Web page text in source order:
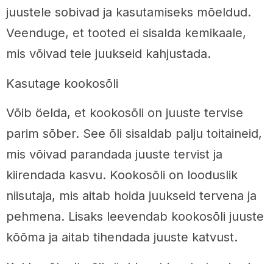
juustele sobivad ja kasutamiseks mõeldud.
Veenduge, et tooted ei sisalda kemikaale,
mis võivad teie juukseid kahjustada.
Kasutage kookosõli
Võib öelda, et kookosõli on juuste tervise
parim sõber. See õli sisaldab palju toitaineid,
mis võivad parandada juuste tervist ja
kiirendada kasvu. Kookosõli on looduslik
niisutaja, mis aitab hoida juukseid tervena ja
pehmena. Lisaks leevendab kookosõli juuste
kõõma ja aitab tihendada juuste katvust.